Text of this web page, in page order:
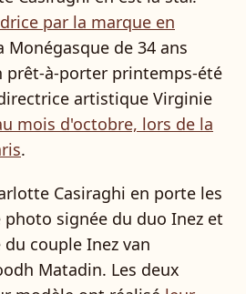
par la marque en
Monégasque de 34 ans
prêt-à-porter printemps-été
artistique Virginie
mois d'octobre, lors de la
.
Casiraghi en porte les
photo signée du duo Inez et
couple Inez van
Matadin. Les deux